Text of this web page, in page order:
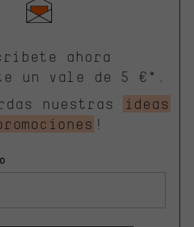
ahora
un vale de 5 €*.
nuestras
ideas
!